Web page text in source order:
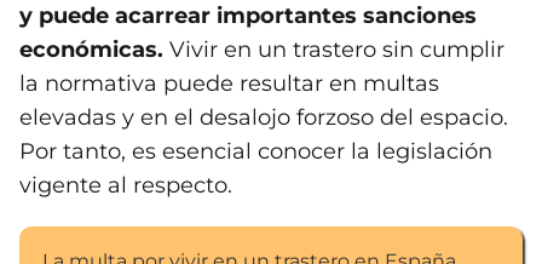
y puede acarrear importantes sanciones
económicas. Vivir en un trastero sin cumplir
la normativa puede resultar en multas
elevadas y en el desalojo forzoso del espacio.
Por tanto, es esencial conocer la legislación
vigente al respecto.